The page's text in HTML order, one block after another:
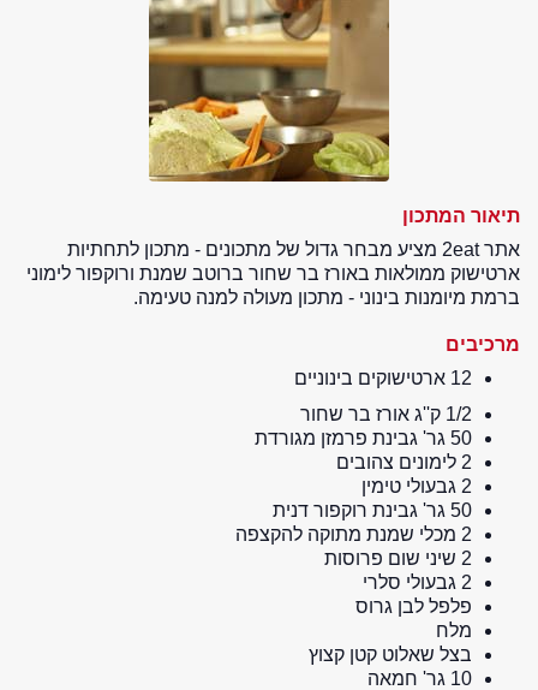
תיאור המתכון
אתר 2eat מציע מבחר גדול של מתכונים - מתכון לתחתיות
ארטישוק ממולאות באורז בר שחור ברוטב שמנת ורוקפור לימוני
ברמת מיומנות בינוני - מתכון מעולה למנה טעימה.
מרכיבים
12 ארטישוקים בינוניים
1/2 ק''ג אורז בר שחור
50 גר' גבינת פרמזן מגורדת
2 לימונים צהובים
2 גבעולי טימין
50 גר' גבינת רוקפור דנית
2 מכלי שמנת מתוקה להקצפה
2 שיני שום פרוסות
2 גבעולי סלרי
פלפל לבן גרוס
מלח
בצל שאלוט קטן קצוץ
10 גר' חמאה